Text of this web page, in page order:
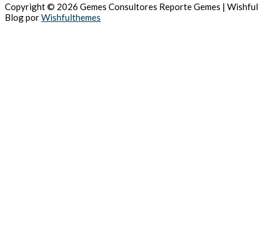
Copyright © 2026 Gemes Consultores Reporte Gemes | Wishful
Blog porWishfulthemes